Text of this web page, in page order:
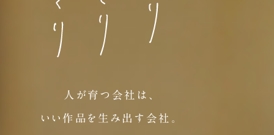
人が育つ会社は、
いい作品を生み出す会社。